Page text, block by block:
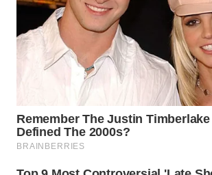
WN
KEPULAUAN
SERIBU
WN
BINJAI